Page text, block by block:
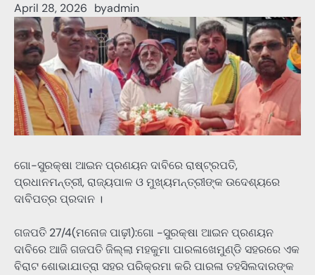
April 28, 2026 byadmin
ଗୋ-ସୁରକ୍ଷା ଆଇନ ପ୍ରଣୟନ ଦାବିରେ ରାଷ୍ଟ୍ରପତି,
ପ୍ରଧାନମନ୍ତ୍ରୀ, ରାଜ୍ୟପାଳ ଓ ମୁଖ୍ୟମନ୍ତ୍ରୀଙ୍କ ଉଦେଶ୍ୟରେ
ଦାବିପତ୍ର ପ୍ରଦାନ ।
ଗଜପତି 27/4(ମନୋଜ ପାଢ଼ୀ):ଗୋ -ସୁରକ୍ଷା ଆଇନ ପ୍ରଣୟନ
ଦାବିରେ ଆଜି ଗଜପତି ଜିଲ୍ଲା ମହକୁମା ପାରଳାଖେମୁଣ୍ଡି ସହରରେ ଏକ
ବିରାଟ ଶୋଭାଯାତ୍ରା ସହର ପରିକ୍ରମା କରି ପାରଳା ତହସିଲଦାରଙ୍କ